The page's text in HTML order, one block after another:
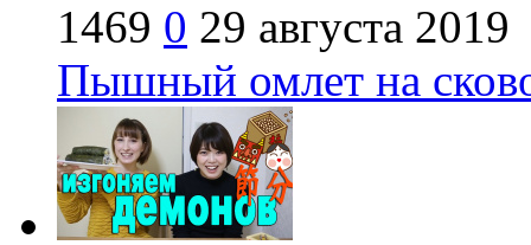
1469 0 29 августа 2019
Пышный омлет на